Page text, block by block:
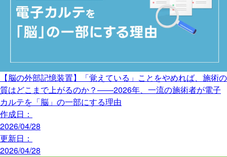
【脳の外部記憶装置】「覚えている」ことをやめれば、施術の
質はどこまで上がるのか？――2026年、一流の施術者が電子
カルテを「脳」の一部にする理由
作成日：
2026/04/28
更新日：
2026/04/28